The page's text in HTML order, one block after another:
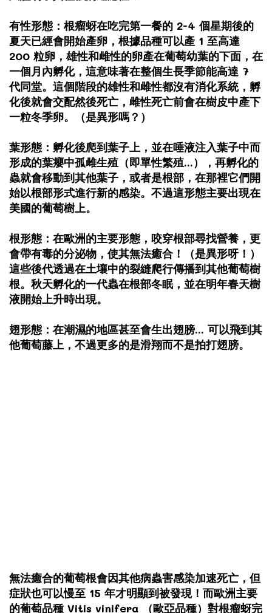
有性形態：根瘤蚜在吃完第一餐的 2-4 個星期後的
夏天已經會開始產卵，根據品種可以產 1 至高達
200 粒卵，雄性和雌性的卵產在葡萄幼葉的下面，在
一個月內孵化，這意味著在整個生長季節能高達 7
代同堂。這個階段的雄性和雌性都沒有消化系統，孵
化後就會交配然後死亡，雌性死亡前會在樹皮中產下
一粒冬季卵。（是異形嗎？）
葉形態：孵化後爬到葉子上，並在唾液注入葉子中而
形成的葉癭中孤雌生殖（即單性繁殖...），再孵化的
蟲就會移動到其他葉子，或者是根部，在那裡它們開
始以根部形式進行新的感染。不過這形態主要出現在
美國的葡萄樹上。
根形態：在歐洲的主要形態，咬穿根部尋找營養，更
會帶有毒的分泌物，使其無法癒合！（是異形呀！）
這些後代透過在土壤中的裂縫爬行傳播到其他葡萄樹
根。秋天孵化的一代蟲在根部冬眠，並在明年春天樹
液開始上升時出現。
翅形態：在潮濕的地區甚至會生出翅膀... 可以飛到其
他葡萄藤上，不過更多的是滑翔而不是拍打翅膀。
無法癒合的葡萄根會因其他病蟲害感染加速死亡，但
症狀也可以慢至 15 年才明顯到被發現！而歐洲主要
的葡萄品種 Vitis vinifera （歐亞品種）對根瘤蚜完